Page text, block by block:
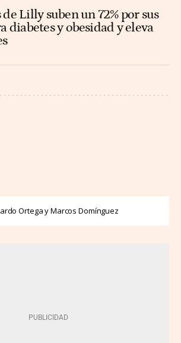
de Lilly suben un 72% por sus
diabetes y obesidad y eleva
Ortega y Marcos Domínguez